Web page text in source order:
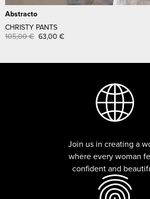
Abstracto
CHRISTY PANTS
105,00€ 63,00 €
Join us in creating a
where every woman
confident and